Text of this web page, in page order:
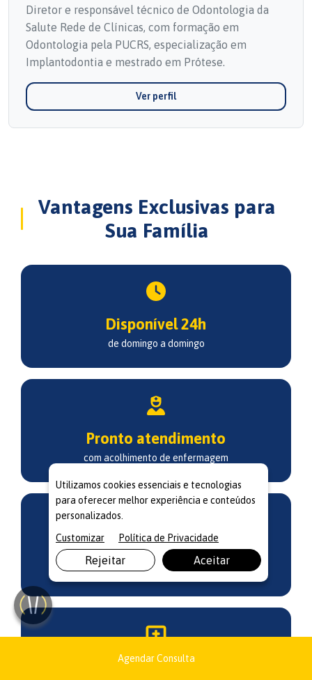
Diretor e responsável técnico de Odontologia da
Salute Rede de Clínicas, com formação em
Odontologia pela PUCRS, especialização em
Implantodontia e mestrado em Prótese.
Ver perfil
Vantagens Exclusivas para
Sua Família
Disponível 24h
de domingo a domingo
Pronto atendimento
com acolhimento de enfermagem
Tabela diferenciada
para consultas e exames
Atendimento
Agendar Consulta
Utilizamos cookies essenciais e tecnologias
para oferecer melhor experiência e conteúdos
personalizados.
Customizar
Política de Privacidade
Rejeitar Aceitar